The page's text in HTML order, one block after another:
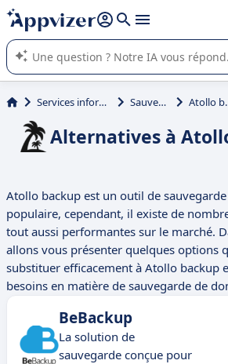
répondre (plusieurs lignes avec
L'IA de Appvizer vous guide dans l'utilisation
logiciel SaaS en entreprise.
Services informatiques Sauvegarde
Alternatives à
Atollo backup est un outil de
populaire, cependant, il existe de
tout aussi performantes sur le marché.
allons vous présenter quelques options
substituer efficacement à Atollo backup
besoins en matière de sauvegarde de
BeBackup
La solution de
sauvegarde conçue pour